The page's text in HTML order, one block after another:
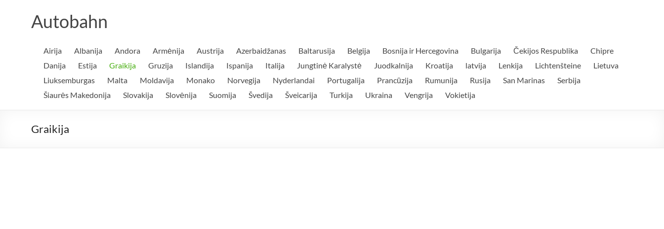
Autobahn
Airija Albanija Andora Armėnija Austrija Azerbaidžanas Baltarusija Belgija Bosnija ir Hercegovina Bulgarija Čekijos Respublika
Chipre
Danija
Estija Graikija Gruzija Islandija Ispanija Italija Jungtinė Karalystė Juodkalnija Kroatija latvija Lenkija Lichtenšteine
Lietuva
Liuksemburgas
Malta Moldavija Monako Norvegija Nyderlandai Portugalija Prancūzija Rumunija Rusija San Marinas
Serbija
Šiaurės Makedonija
Slovakija Slovėnija Suomija Švedija Šveicarija Turkija Ukraina Vengrija Vokietija
Graikija